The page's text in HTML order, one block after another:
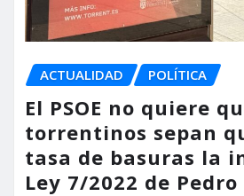
ACTUALIDAD POLÍTICA
El PSOE no quiere
torrentinos sepan
tasa de basuras la
Ley 7/2022 de Pedro